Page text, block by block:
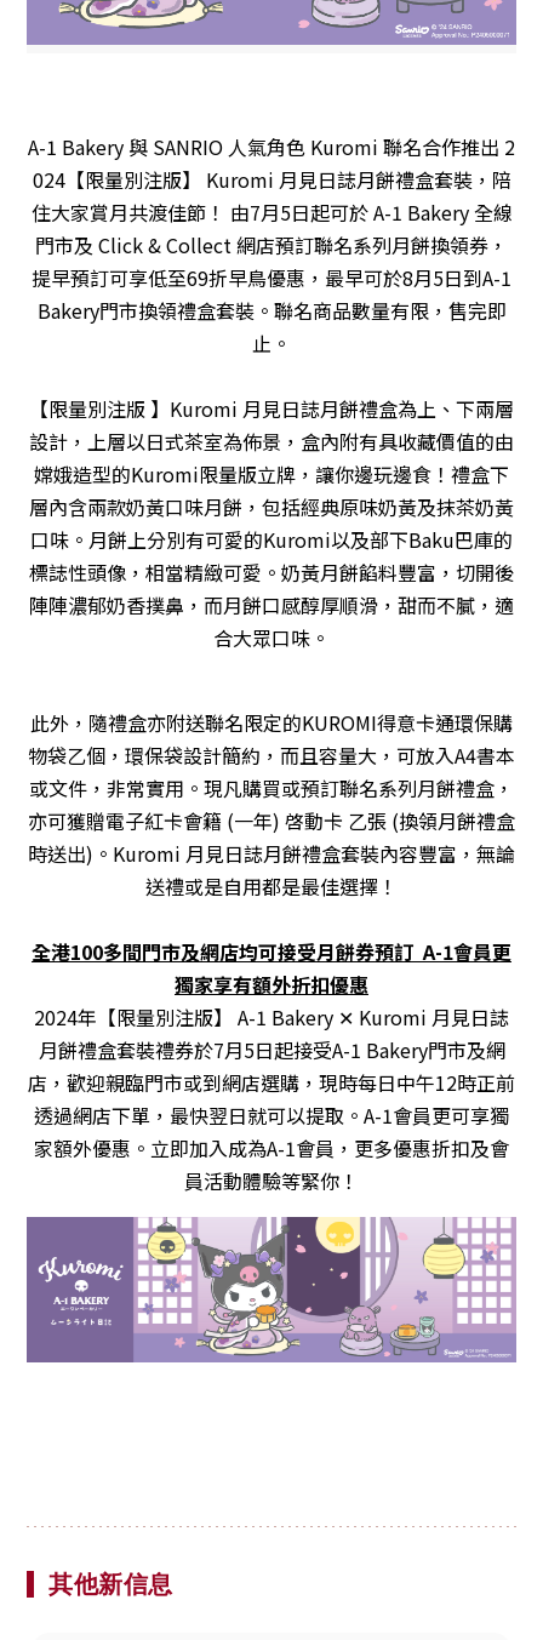
A-1 Bakery 與 SANRIO 人氣角色 Kuromi 聯名合作推出 2
024【限量別注版】 Kuromi 月見日誌月餅禮盒套裝，陪
住大家賞月共渡佳節！ 由7月5日起可於 A-1 Bakery 全線
門市及 Click & Collect 網店預訂聯名系列月餅換領券，
提早預訂可享低至69折早鳥優惠，最早可於8月5日到A-1
Bakery門市換領禮盒套裝。聯名商品數量有限，售完即
止。
【限量別注版 】Kuromi 月見日誌月餅禮盒為上、下兩層
設計，上層以日式茶室為佈景，盒內附有具收藏價值的由
嫦娥造型的Kuromi限量版立牌，讓你邊玩邊食！禮盒下
層內含兩款奶黃口味月餅，包括經典原味奶黃及抹茶奶黃
口味。月餅上分別有可愛的Kuromi以及部下Baku巴庫的
標誌性頭像，相當精緻可愛。奶黃月餅餡料豐富，切開後
陣陣濃郁奶香撲鼻，而月餅口感醇厚順滑，甜而不膩，適
合大眾口味。
此外，隨禮盒亦附送聯名限定的KUROMI得意卡通環保購
物袋乙個，環保袋設計簡約，而且容量大，可放入A4書本
或文件，非常實用。現凡購買或預訂聯名系列月餅禮盒，
亦可獲贈電子紅卡會籍 (一年) 啓動卡 乙張 (換領月餅禮盒
時送出) 。Kuromi 月見日誌月餅禮盒套裝內容豐富，無論
送禮或是自用都是最佳選擇！
全港100多間門市及網店均可接受月餅券預訂 A-1會員更
獨家享有額外折扣優惠
2024年【限量別注版】 A-1 Bakery ✕ Kuromi 月見日誌
月餅禮盒套裝禮券於7月5日起接受A-1 Bakery門市及網
店，歡迎親臨門市或到網店選購，現時每日中午12時正前
透過網店下單，最快翌日就可以提取。A-1會員更可享獨
家額外優惠。立即加入成為A-1會員，更多優惠折扣及會
員活動體驗等緊你！
其他新信息